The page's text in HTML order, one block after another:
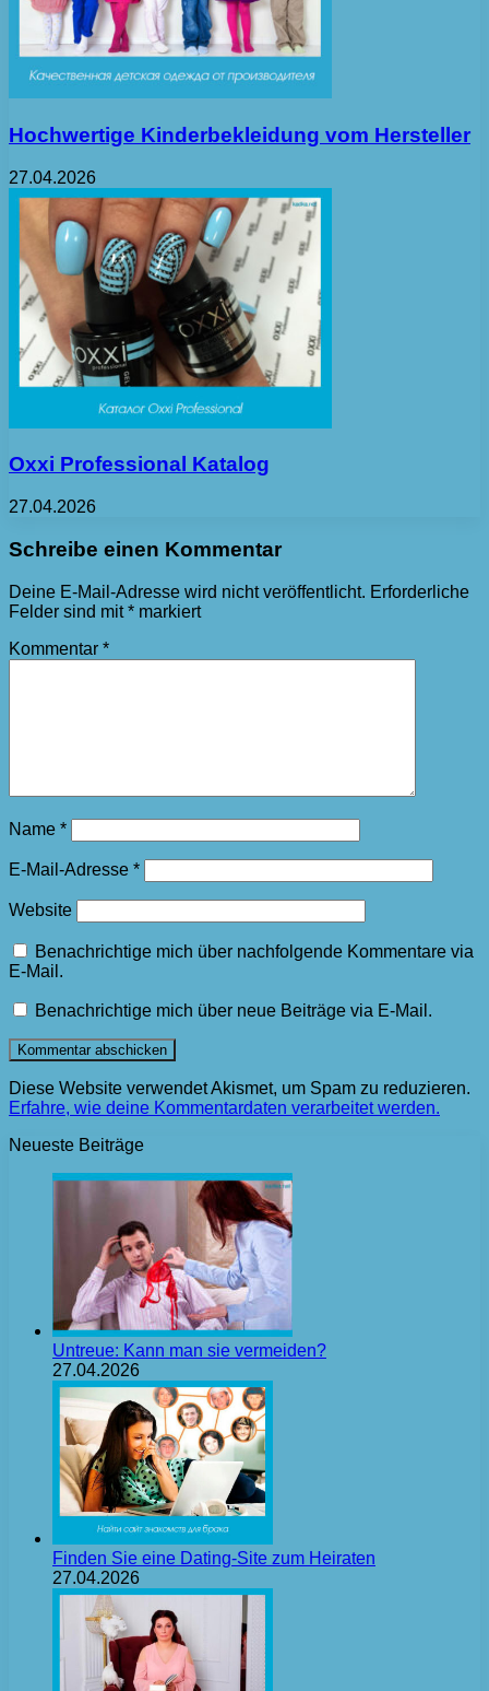
Hochwertige Kinderbekleidung vom Hersteller
27.04.2026
Oxxi Professional Katalog
27.04.2026
Schreibe einen Kommentar
Deine E-Mail-Adresse wird nicht veröffentlicht. Erforderliche
Felder sind mit* markiert
Kommentar *
Name *
E-Mail-Adresse *
Website
Benachrichtige mich über nachfolgende Kommentare via
E-Mail.
Benachrichtige mich über neue Beiträge via E-Mail.
Diese Website verwendet Akismet, um Spam zu reduzieren.
Erfahre, wie deine Kommentardaten verarbeitet werden.
Neueste Beiträge
Untreue: Kann man sie vermeiden?
27.04.2026
Finden Sie eine Dating-Site zum Heiraten
27.04.2026